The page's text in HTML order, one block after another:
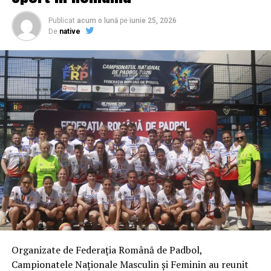
calificându-se fără emoții în semifinale.
VIDEO
România 1
Olivian Surugiu– Flux Arena Craiova
Victoraș Popescu– Flux Arena Craiova
Mugurel Vrabie– Padbol Giurgiu
România 2
Floris Stănculea– ACS Sportul pentru Viitor
București
Adrian Cătrună– ACS Sportul pentru Viitor
Daniel Matincă – ACS Sportul pentru Viitor
Publicat acum o lună pe iunie 25, 2026
De native
Organizate de Federația Română de Padbol,
Campionatele Naționale Masculin și Feminin au reunit